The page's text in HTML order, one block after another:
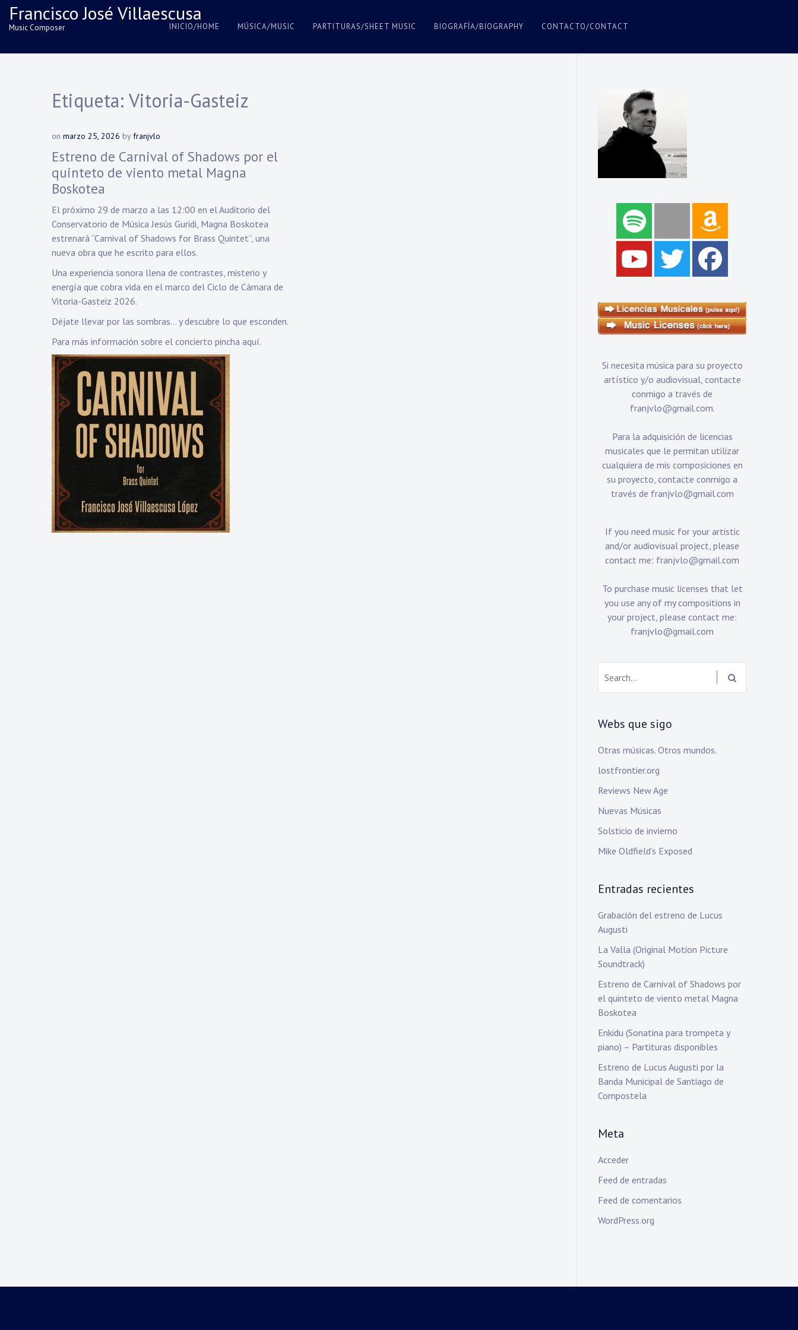
SkipFrancisco José Villaescusa
Music Composer INICIO/HOME MÚSICA/MUSIC PARTITURAS/SHEET MUSIC BIOGRAFÍA/BIOGRAPHY CONTACTO/CONTACT
Etiqueta: Vitoria-Gasteiz
on marzo 25, 2026 byfranjvlo
Estreno de Carnival of Shadows por el
quinteto de viento metal Magna
Boskotea
El próximo 29 de marzo a las 12:00 en el Auditorio del
Conservatorio de Música Jesús Guridi, Magna Boskotea
estrenará “Carnival of Shadows for Brass Quintet”, una
nueva obra que he escrito para ellos.
Una experiencia sonora llena de contrastes, misterio y
energía que cobra vida en el marco del Ciclo de Cámara de
Vitoria-Gasteiz 2026.
Déjate llevar por las sombras… y descubre lo que esconden.
Para más información sobre el concierto pincha aquí.
Si necesita música para su proyecto
artístico y/o audiovisual, contacte
conmigo a través de
franjvlo@gmail.com.
Para la adquisición de licencias
musicales que le permitan utilizar
cualquiera de mis composiciones en
su proyecto, contacte conmigo a
través de franjvlo@gmail.com
If you need music for your artistic
and/or audiovisual project, please
contact me: franjvlo@gmail.com
To purchase music licenses that let
you use any of my compositions in
your project, please contact me:
franjvlo@gmail.com
Webs que sigo
Otras músicas. Otros mundos.
lostfrontier.org
Reviews New Age
Nuevas Músicas
Solsticio de invierno
Mike Oldfield’s Exposed
Entradas recientes
Grabación del estreno de Lucus
Augusti
La Valla (Original Motion Picture
Soundtrack)
Estreno de Carnival of Shadows por
el quinteto de viento metal Magna
Boskotea
Enkidu (Sonatina para trompeta y
piano) – Partituras disponibles
Estreno de Lucus Augusti por la
Banda Municipal de Santiago de
Compostela
Meta
Acceder
Feed de entradas
Feed de comentarios
WordPress.org